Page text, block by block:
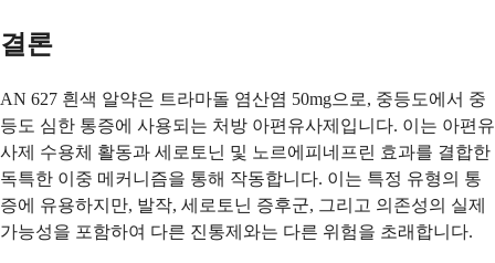
결론
AN 627 흰색 알약은 트라마돌 염산염 50mg으로, 중등도에서 중
등도 심한 통증에 사용되는 처방 아편유사제입니다. 이는 아편유
사제 수용체 활동과 세로토닌 및 노르에피네프린 효과를 결합한
독특한 이중 메커니즘을 통해 작동합니다. 이는 특정 유형의 통
증에 유용하지만, 발작, 세로토닌 증후군, 그리고 의존성의 실제
가능성을 포함하여 다른 진통제와는 다른 위험을 초래합니다.